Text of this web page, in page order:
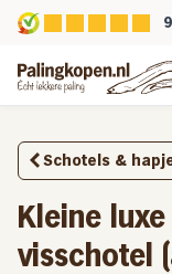
Schotels &
Kleine
visschotel